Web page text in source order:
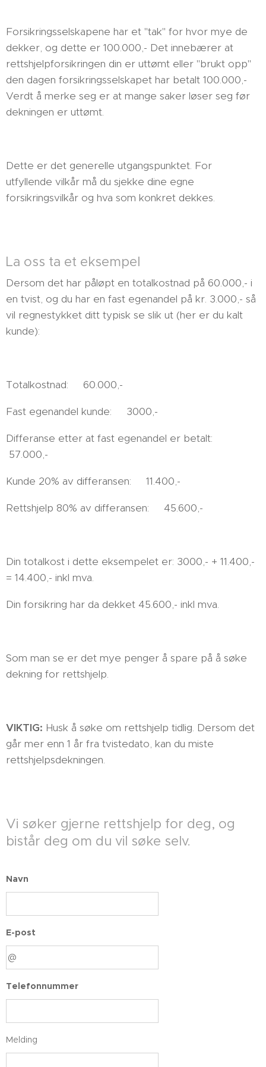
Forsikringsselskapene har et "tak" for hvor mye de
dekker, og dette er 100.000,- Det innebærer at
rettshjelpforsikringen din er uttømt eller "brukt opp"
den dagen forsikringsselskapet har betalt 100.000,-
Verdt å merke seg er at mange saker løser seg før
dekningen er uttømt.
Dette er det generelle utgangspunktet. For
utfyllende vilkår må du sjekke dine egne
forsikringsvilkår og hva som konkret dekkes.
La oss ta et eksempel
Dersom det har påløpt en totalkostnad på 60.000,- i
en tvist, og du har en fast egenandel på kr. 3.000,- så
vil regnestykket ditt typisk se slik ut (her er du kalt
kunde):
Totalkostnad: 60.000,-
Fast egenandel kunde: 3000,-
Differanse etter at fast egenandel er betalt:
57.000,-
Kunde 20% av differansen: 11.400,-
Rettshjelp 80% av differansen: 45.600,-
Din totalkost i dette eksempelet er: 3000,- + 11.400,-
= 14.400,- inkl mva.
Din forsikring har da dekket 45.600,- inkl mva.
Som man se er det mye penger å spare på å søke
dekning for rettshjelp.
VIKTIG: Husk å søke om rettshjelp tidlig. Dersom det
går mer enn 1 år fra tvistedato, kan du miste
rettshjelpsdekningen.
Vi søker gjerne rettshjelp for deg, og
bistår deg om du vil søke selv.
Navn
E-post
Telefonnummer
Melding